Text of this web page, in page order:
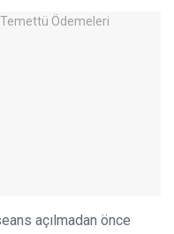
açılmadan önce